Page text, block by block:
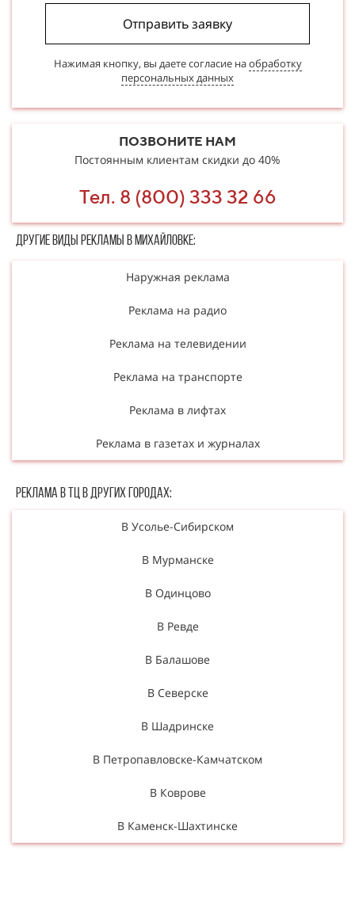
Отправить заявку
Нажимая кнопку, вы даете согласие наобработку
персональных данных
ПОЗВОНИТЕ НАМ
Постоянным клиентам скидки до 40%
Тел. 8 (800) 333 32 66
Другие в​​​​иды рекламы в Михайловке:
Наружная реклама
Реклама на радио
Реклама на телевидении
Реклама на транспорте
Реклама в лифтах
Реклама в газетах и журналах
Реклама в ТЦ в Других городах:
В Усолье-Сибирском
В Мурманске
В Одинцово
В Ревде
В Балашове
В Северске
В Шадринске
В Петропавловске-Камчатском
В Коврове
В Каменск-Шахтинске